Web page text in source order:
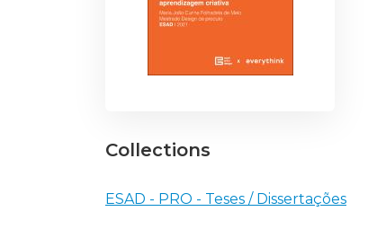
Collections
ESAD - PRO - Teses / Dissertações